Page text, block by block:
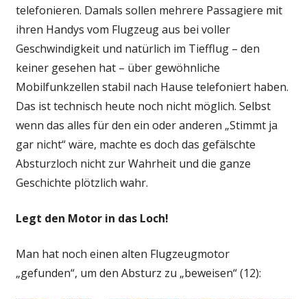
telefonieren. Damals sollen mehrere Passagiere mit
ihren Handys vom Flugzeug aus bei voller
Geschwindigkeit und natürlich im Tiefflug – den
keiner gesehen hat – über gewöhnliche
Mobilfunkzellen stabil nach Hause telefoniert haben.
Das ist technisch heute noch nicht möglich. Selbst
wenn das alles für den ein oder anderen „Stimmt ja
gar nicht“ wäre, machte es doch das gefälschte
Absturzloch nicht zur Wahrheit und die ganze
Geschichte plötzlich wahr.
Legt den Motor in das Loch!
Man hat noch einen alten Flugzeugmotor
„gefunden“, um den Absturz zu „beweisen“ (12):